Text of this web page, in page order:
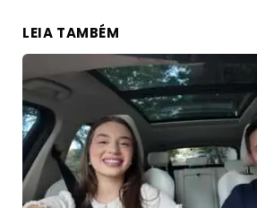
LEIA TAMBÉM